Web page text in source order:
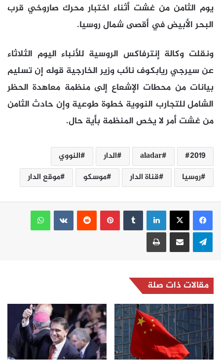
يوم الثامن من غشت أثناء اختبار محرك صاروخي قرب
البحر الأبيض في أقصى شمال روسيا.
ونقلت وكالة إنترفاكس الروسية للأنباء اليوم الثلاثاء
عن سيرجي ريابكوف نائب وزير الخارجية قوله إن تسليم
بيانات من محطات الإشعاع إلى منظمة معاهدة الحظر
الشامل للتجارب النووية خطوة طوعية وإن حادث الثامن
من غشتأمر لا يخص المنظمة بأية حال.
2019
aladar الدار
النووي
روسيا
قناة الدار موسكو موقع الدار
لينكدإن بينتيريست
واتساب
تيلقرام مشاركة عبر البريد طباعة
مقالات ذات صلة